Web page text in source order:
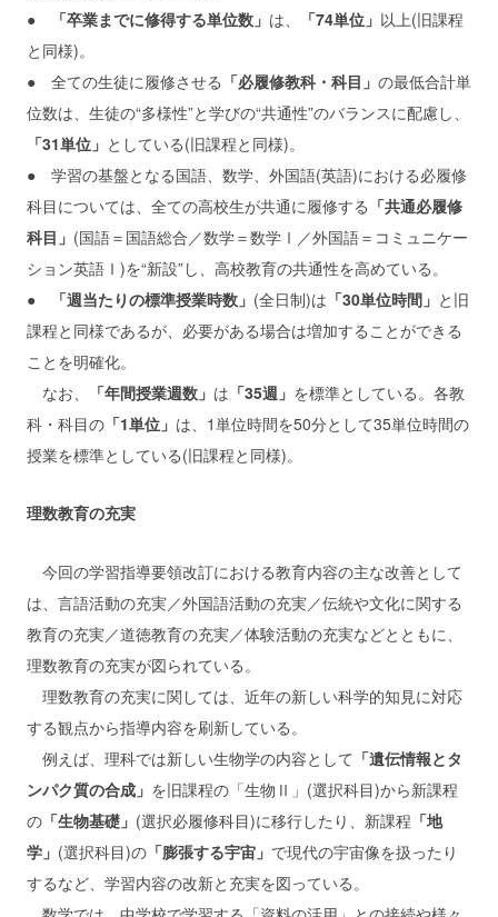
● 「卒業までに修得する単位数」 は、 「74単位」 以上(旧課程
と同様)。
● 全ての生徒に履修させる 「必履修教科・科目」 の最低合計単
位数は、生徒の“多様性”と学びの“共通性”のバランスに配慮し、
「31単位」 としている(旧課程と同様)。
● 学習の基盤となる国語、数学、外国語(英語)における必履修
科目については、全ての高校生が共通に履修する 「共通必履修
科目」 (国語＝国語総合／数学＝数学Ⅰ／外国語＝コミュニケー
ション英語Ⅰ)を“新設”し、高校教育の共通性を高めている。
●
「週当たりの標準授業時数」 (全日制)は 「30単位時間」 と旧
課程と同様であるが、必要がある場合は増加することができる
ことを明確化。
なお、
「年間授業週数」 は 「35週」 を標準としている。各教
科・科目の 「1単位」 は、1単位時間を50分として35単位時間の
授業を標準としている(旧課程と同様)。
理数教育の充実
今回の学習指導要領改訂における教育内容の主な改善として
は、言語活動の充実／外国語活動の充実／伝統や文化に関する
教育の充実／道徳教育の充実／体験活動の充実などとともに、
理数教育の充実が図られている。
理数教育の充実に関しては、近年の新しい科学的知見に対応
する観点から指導内容を刷新している。
例えば、理科では新しい生物学の内容として 「遺伝情報とタ
ンパク質の合成」 を旧課程の「生物Ⅱ」(選択科目)から新課程
の 「生物基礎」 (選択必履修科目)に移行したり、新課程 「地
学」 (選択科目)の 「膨張する宇宙」 で現代の宇宙像を扱ったり
するなど、学習内容の改新と充実を図っている。